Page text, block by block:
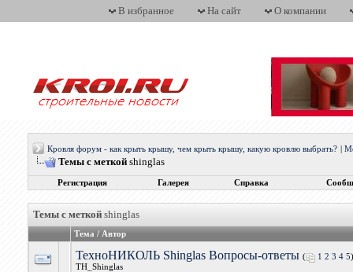
В избранное На сайт О компании
Кровля форум - как крыть крышу, чем крыть крышу, какую кровлю выбрать?
Темы с меткой shinglas
Регистрация Галерея Справка
Темы с меткой shinglas
Тема / Автор
ТехноНИКОЛЬ Shinglas Вопросы-ответы ( 1 2 3 4 5)
ТН_Shinglas